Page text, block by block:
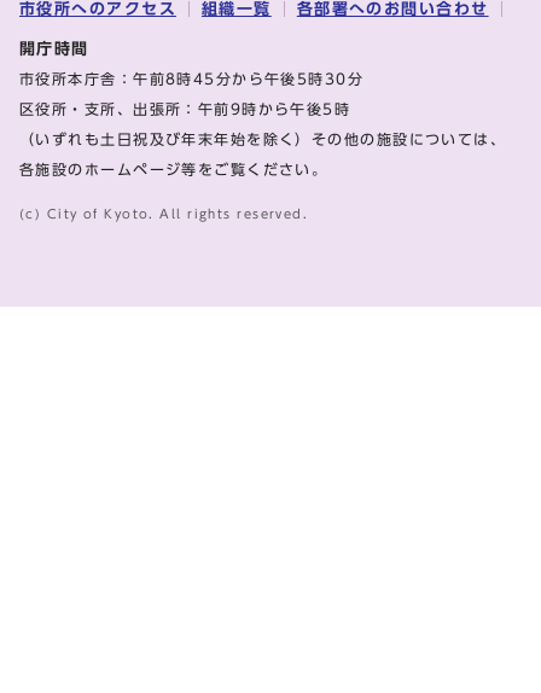
市役所へのアクセス 組織一覧 各部署へのお問い合わせ
開庁時間
市役所本庁舎：午前8時45分から午後5時30分
区役所・支所、出張所：午前9時から午後5時
（いずれも土日祝及び年末年始を除く）その他の施設については、
各施設のホームページ等をご覧ください。
(c) City of Kyoto. All rights reserved.